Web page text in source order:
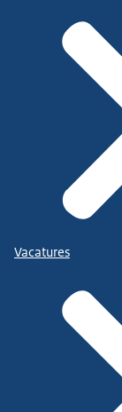
Vacatures